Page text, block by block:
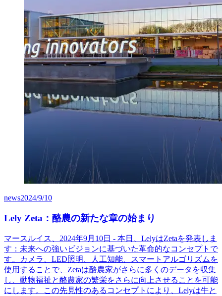
news2024/9/10
Lely Zeta：酪農の新たな章の始まり
マースルイス、2024年9月10日 - 本日、LelyはZetaを発表しま
す：未来への強いビジョンに基づいた革命的なコンセプトで
す。カメラ、LED照明、人工知能、スマートアルゴリズムを
使用することで、Zetaは酪農家がさらに多くのデータを収集
し、動物福祉と酪農家の繁栄をさらに向上させることを可能
にします。この先見性のあるコンセプトにより、Lelyは牛と